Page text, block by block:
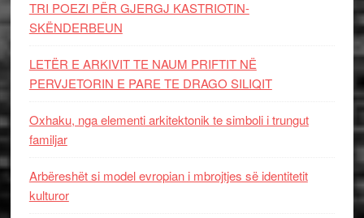
TRI POEZI PËR GJERGJ KASTRIOTIN-
SKËNDERBEUN
LETËR E ARKIVIT TE NAUM PRIFTIT NË
PERVJETORIN E PARE TE DRAGO SILIQIT
Oxhaku, nga elementi arkitektonik te simboli i trungut
familjar
Arbëreshët si model evropian i mbrojtjes së identitetit
kulturor